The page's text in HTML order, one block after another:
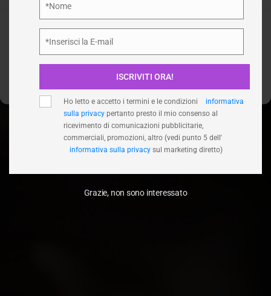
Accetta
Nega
Visualizza le preferenze
*Nome
*Inserisci la E-mail
ISCRIVITI ORA!
Ho letto e accetto i termini e le condizioni
informativa
sulla privacy pertanto presto il mio consenso al
ricevimento di comunicazioni pubblicitarie,
commerciali, promozioni, altro (vedi punto 5 dell'
informativa sulla privacy sul marketing diretto)
Grazie, non sono interessato